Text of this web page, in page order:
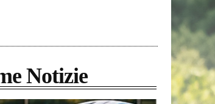
Notizie